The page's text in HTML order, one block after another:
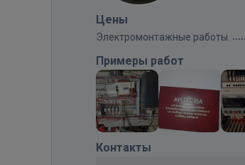
Цены
Электромонтажные работы
Примеры работ
Контакты